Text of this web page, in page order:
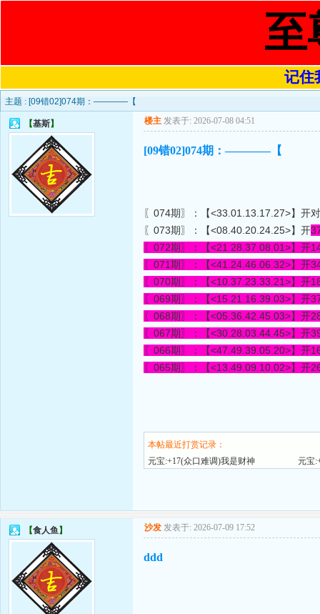
至
记住
主题 : [09错02]074期：————【
【基斯】 楼主 发表于: 2026-07-08 04:51
[09错02]074期：————【
〖074期〗：【<33.01.13.17.27>】开
〖073期〗：【<08.40.20.24.25>】开
〖072期〗：【<21.28.37.08.01>】开
〖071期〗：【<41.24.46.06.32>】开
〖070期〗：【<10.37.23.33.21>】开
〖069期〗：【<15.21.16.39.03>】开
〖068期〗：【<05.36.42.45.03>】开
〖067期〗：【<30.28.03.44.45>】开
〖066期〗：【<47.49.39.05.20>】开
〖065期〗：【<13.49.09.10.02>】开
本帖最近打赏记录：
元宝:+17(众口难调)我是财神
元宝
【食人鱼】 沙发 发表于: 2026-07-09 17:52
ddd